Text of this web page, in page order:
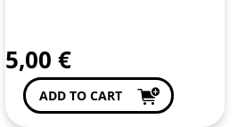
5,00€
ADD TO CART